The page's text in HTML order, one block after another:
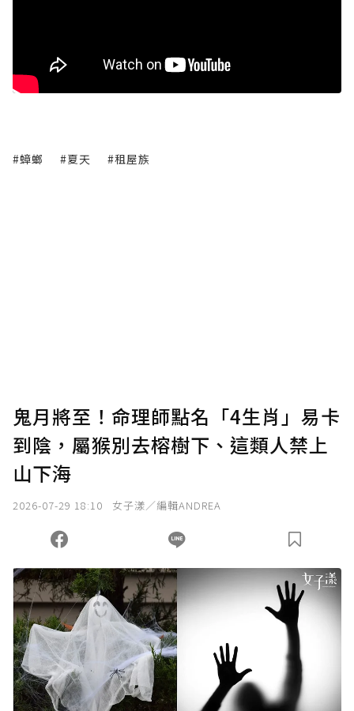
#蟑螂 #夏天 #租屋族
鬼月將至！命理師點名「4生肖」易卡
到陰，屬猴別去榕樹下、這類人禁上
山下海
2026-07-29 18:10 女子漾／編輯ANDREA